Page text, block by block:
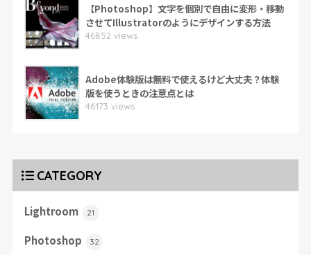
【Photoshop】文字を個別で自由に変形・移動
させてIllustratorのようにデザインする方法
46852 views
Adobe体験版は無料で使えるけど大丈夫？体験
版を使うときの注意点とは
46173 views
CATEGORY
Lightroom 21
Photoshop 32